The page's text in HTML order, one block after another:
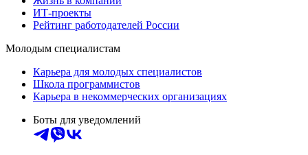
ИТ-проекты
Рейтинг работодателей России
Молодым специалистам
Карьера для молодых специалистов
Школа программистов
Карьера в некоммерческих организациях
Боты для уведомлений